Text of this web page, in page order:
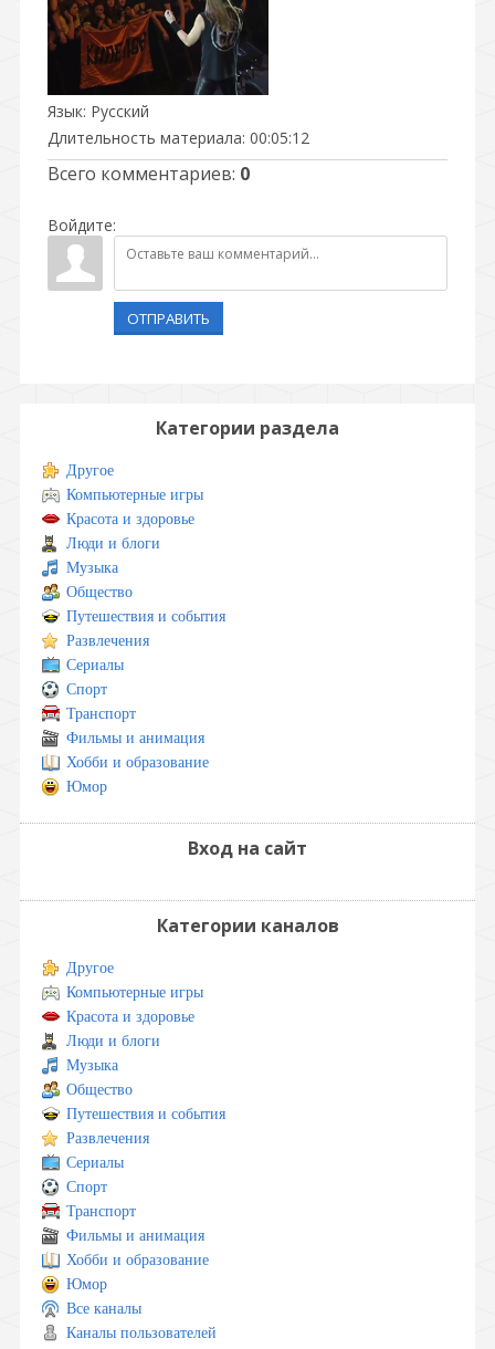
Язык: Русский
Длительность материала: 00:05:12
Всего комментариев: 0
Войдите:
ОТПРАВИТЬ
Категории раздела
Другое
Компьютерные игры
Красота и здоровье
Люди и блоги
Музыка
Общество
Путешествия и события
Развлечения
Сериалы
Спорт
Транспорт
Фильмы и анимация
Хобби и образование
Юмор
Вход на сайт
Категории каналов
Другое
Компьютерные игры
Красота и здоровье
Люди и блоги
Музыка
Общество
Путешествия и события
Развлечения
Сериалы
Спорт
Транспорт
Фильмы и анимация
Хобби и образование
Юмор
Все каналы
Каналы пользователей